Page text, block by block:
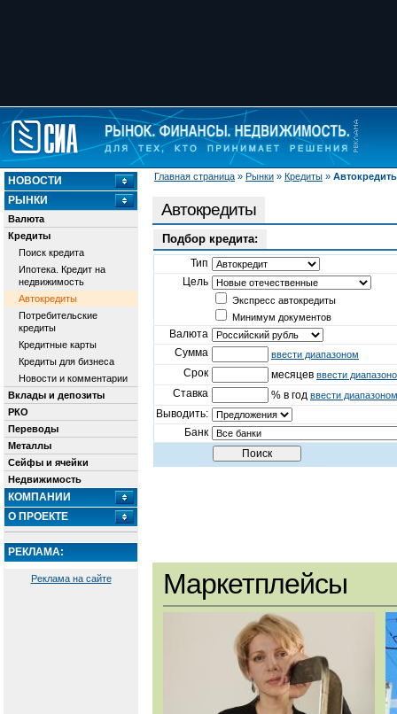
Главная страница » Рынки » Кредиты »
НОВОСТИ
РЫНКИ
Валюта
Кредиты
Поиск кредита
Ипотека. Кредит на
недвижимость
Автокредиты
Потребительские
кредиты
Кредитные карты
Кредиты для бизнеса
Новости и комментарии
Вклады и депозиты
РКО
Переводы
Металлы
Сейфы и ячейки
Недвижимость
КОМПАНИИ
О ПРОЕКТЕ
РЕКЛАМА:
Реклама на сайте
Автокредиты
Подбор кредита:
Тип
Цель
Экспресс автокредиты
Минимум документов
Валюта
Сумма
ввести диапазоном
Срок месяцев ввести
Ставка % в год ввести диапазоном
Выводить:
Банк
Маркетплейсы